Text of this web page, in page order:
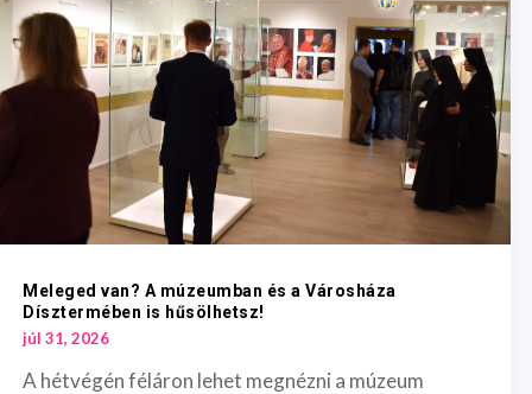
Meleged van? A múzeumban és a Városháza
Dísztermében is hűsölhetsz!
júl 31, 2026
A hétvégén féláron lehet megnézni a múzeum